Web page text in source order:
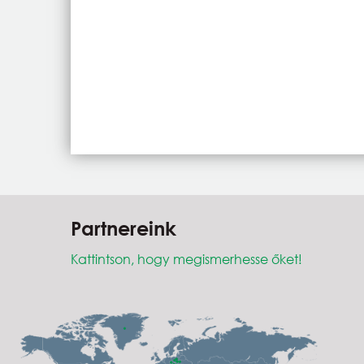
Partnereink
Kattintson, hogy megismerhesse őket!